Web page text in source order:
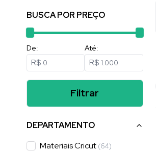
BUSCA POR PREÇO
De:
R$
Até:
R$
Filtrar
DEPARTAMENTO
Materiais Cricut (64)